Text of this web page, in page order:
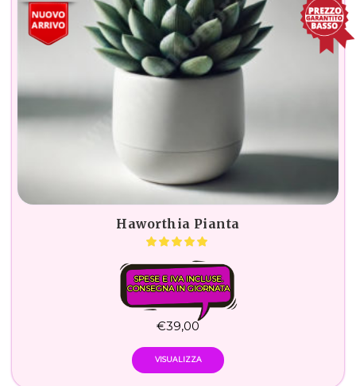
Haworthia Pianta
SPESE E IVA INCLUSE.
CONSEGNA IN GIORNATA
€39,00
VISUALIZZA